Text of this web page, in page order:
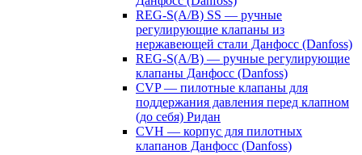
REG-S(A/B) SS — ручные
регулирующие клапаны из
нержавеющей стали Данфосс (Danfoss)
REG-S(A/B) — ручные регулирующие
клапаны Данфосс (Danfoss)
CVP — пилотные клапаны для
поддержания давления перед клапном
(до себя) Ридан
CVH — корпус для пилотных
клапанов Данфосс (Danfoss)